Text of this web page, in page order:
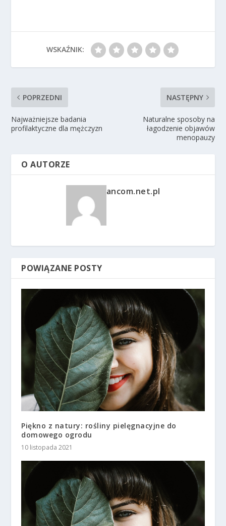
WSKAŹNIK:
POPRZEDNI
Najważniejsze badania
profilaktyczne dla mężczyzn
NASTĘPNY
Naturalne sposoby na
łagodzenie objawów
menopauzy
O AUTORZE
ancom.net.pl
POWIĄZANE POSTY
Piękno z natury: rośliny pielęgnacyjne do
domowego ogrodu
10 listopada 2021